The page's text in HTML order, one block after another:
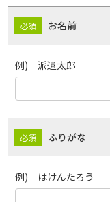
お名前
例) 派遣太郎
ふりがな
例) はけんたろう